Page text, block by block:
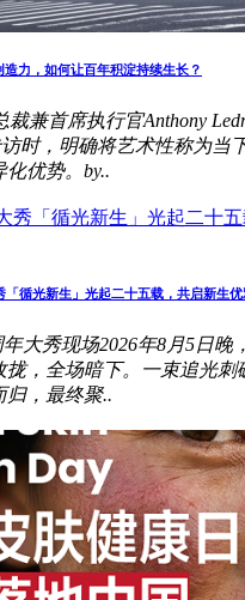
力，如何让百年积淀持续生长？
裁兼首席执行官Anthony
访时，明确将艺术性称为当
优势。by..
循光新生」光起二十五载，共启新生优
大秀现场2026年8月5日晚
拢，全场暗下。一束追光刺
归，最终聚..